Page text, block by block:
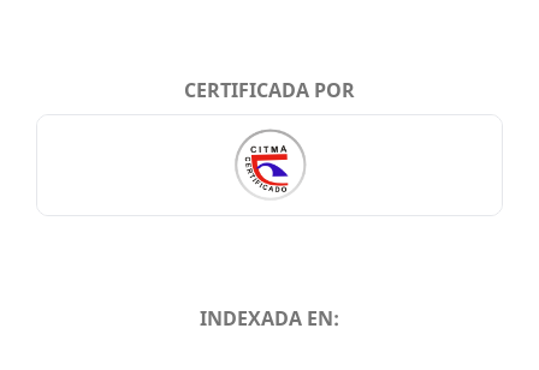
CERTIFICADA POR
INDEXADA EN: